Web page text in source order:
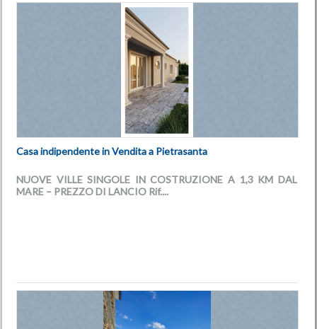
Casa indipendente in Vendita a Pietrasanta
NUOVE VILLE SINGOLE IN COSTRUZIONE A 1,3 KM DAL
MARE – PREZZO DI LANCIO Rif....